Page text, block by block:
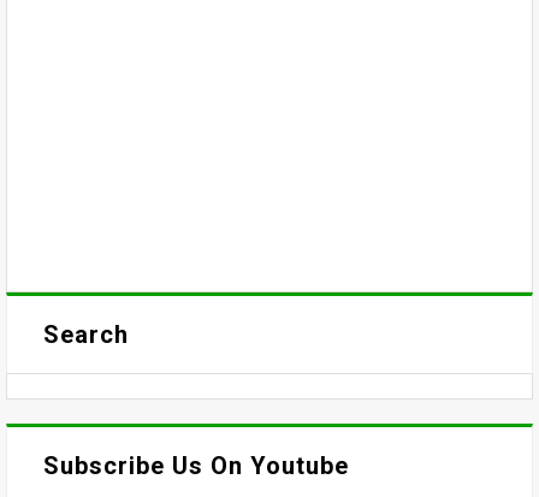
Search
Subscribe Us On Youtube